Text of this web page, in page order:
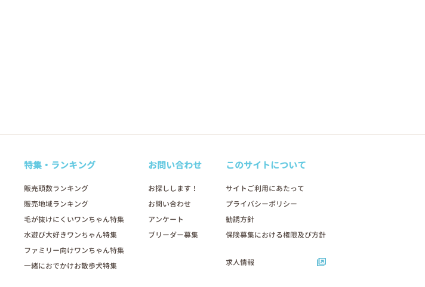
特集・ランキング
販売頭数ランキング
販売地域ランキング
毛が抜けにくいワンちゃん特集
水遊び大好きワンちゃん特集
ファミリー向けワンちゃん特集
一緒におでかけお散歩犬特集
お問い合わせ
お探しします！
お問い合わせ
アンケート
ブリーダー募集
このサイトについて
サイトご利用にあたって
プライバシーポリシー
勧誘方針
保険募集における権限及び方針
求人情報